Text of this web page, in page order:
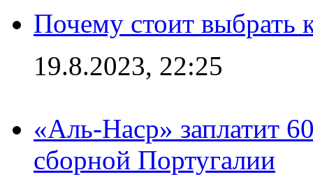
Почему стоит выбрать
19.8.2023, 22:25
«Аль-Наср» заплатит
сборной Португалии